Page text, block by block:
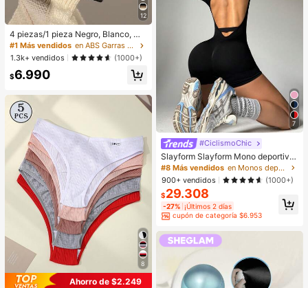
12
4 piezas/1 pieza Negro, Blanco, Ma
rrón 4.33 pulgadas/11 cm Pinzas d
e plástico cuadradas grandes para
el cabello, Vacaciones - Pinzas par
a peinar, lavar, accesorios para el c
abello de verano, estética de chica
#1 Más vendidos
en ABS Garras Para El Cabello
1.3k+ vendidos
(1000+)
$6.990
8
Ahorro de $2.249
7
#CiclismoChic
Slayform Slayform Mono deportivo
para mujer sin costuras de un solo c
olor, ajustado, con espalda descubi
erta y mangas cortas
#8 Más vendidos
en Monos deportivos para mujer
900+ vendidos
(1000+)
$29.308
-27% ¡Últimos 2 días
cupón de categoría $6.953